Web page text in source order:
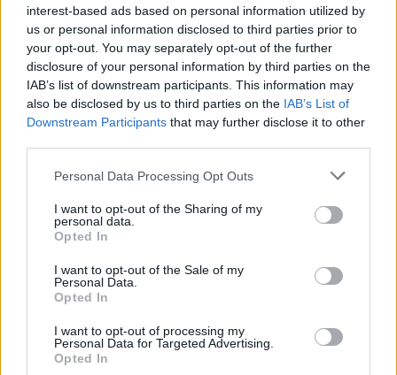
interest-based ads based on personal information utilized by
us or personal information disclosed to third parties prior to
your opt-out. You may separately opt-out of the further
disclosure of your personal information by third parties on the
IAB’s list of downstream participants. This information may
also be disclosed by us to third parties on the IAB’s List of
Downstream Participants that may further disclose it to other
Please note that this website/app uses one or more Google
not limited to your visit or usage behaviour. You may click to
grant or deny consent to Google and its third-party tags to
use your data for below specified purposes in below Google
consent section.
Personal Data Processing Opt Outs
I want to opt-out of the Sharing of my
personal data.
Opted In
I want to opt-out of the Sale of my
Personal Data.
Opted In
I want to opt-out of processing my
Personal Data for Targeted Advertising.
Opted In
Come il face icing può trasformare la tua routine di
bellezza
Cristian Castiglioni · 9 Ago 2026
BELLEZZA